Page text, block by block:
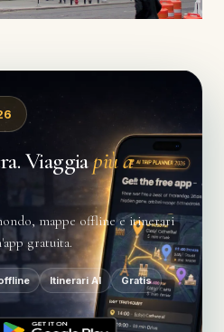
Viaggiapiù a
mappe offline e itinerari
gratuita.
Itinerari AI Gratis